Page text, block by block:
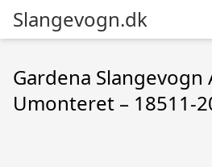
Slangevogn.dk
Gardena Slangevogn
Umonteret – 18511-